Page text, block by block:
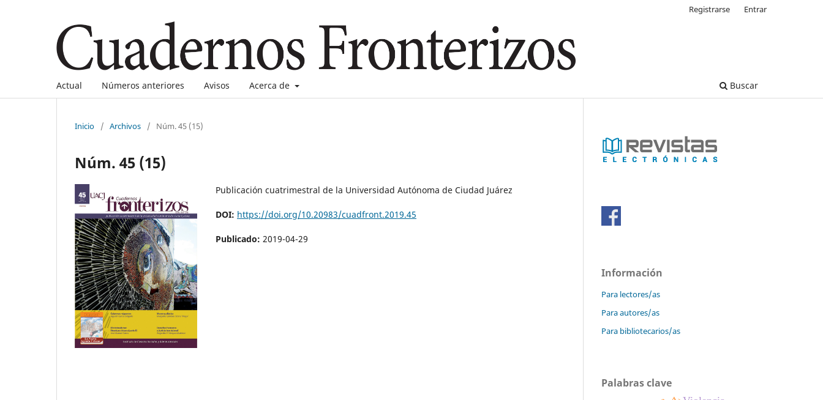
Actual Números anteriores Avisos Acerca de Buscar
Registrarse Entrar
Inicio / Archivos / Núm. 45 (15)
Núm. 45 (15)
Publicación cuatrimestral de la Universidad Autónoma de Ciudad Juárez
DOI: https://doi.org/10.20983/cuadfront.2019.45
Publicado: 2019-04-29
Información
Para lectores/as
Para autores/as
Para bibliotecarios/as
Palabras clave